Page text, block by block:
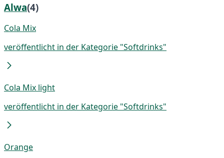
Alwa(4)
Cola Mix
veröffentlicht in der Kategorie "Softdrinks"
Cola Mix light
veröffentlicht in der Kategorie "Softdrinks"
Orange